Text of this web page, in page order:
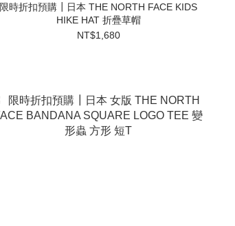
限時折扣預購┃日本 THE NORTH FACE KIDS
HIKE HAT 折疊草帽
NT$1,680